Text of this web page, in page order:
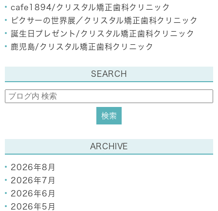
cafe1894/クリスタル矯正歯科クリニック
ピクサーの世界展／クリスタル矯正歯科クリニック
誕生日プレゼント/クリスタル矯正歯科クリニック
鹿児島/クリスタル矯正歯科クリニック
SEARCH
ARCHIVE
2026年8月
2026年7月
2026年6月
2026年5月